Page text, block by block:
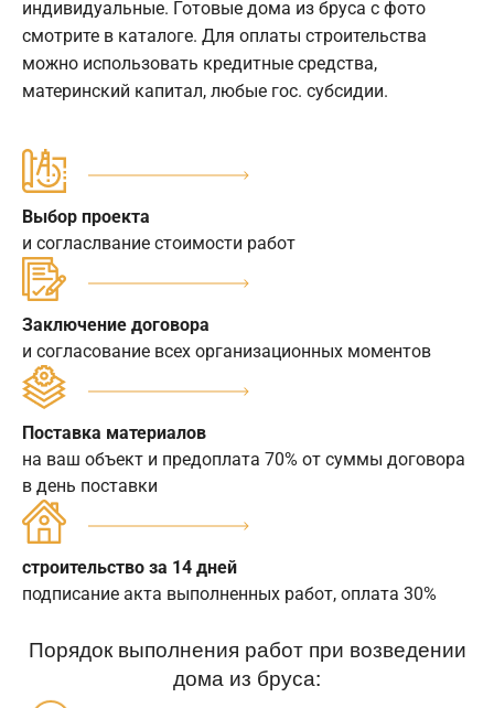
индивидуальные. Готовые дома из бруса с фото
смотрите в каталоге. Для оплаты строительства
можно использовать кредитные средства,
материнский капитал, любые гос. субсидии.
Выбор проекта
и согласлвание стоимости работ
Заключение договора
и согласование всех организационных моментов
Поставка материалов
на ваш объект и предоплата 70% от суммы договора
в день поставки
строительство за 14 дней
подписание акта выполненных работ, оплата 30%
Порядок выполнения работ при возведении
дома из бруса: